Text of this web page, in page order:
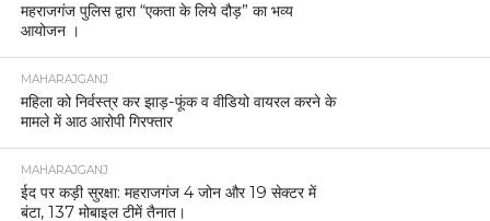
महराजगंज पुलिस द्वारा “एकता के लिये दौड़” का भव्य
आयोजन ।
MAHARAJGANJ
महिला को निर्वस्त्र कर झाड़-फूंक व वीडियो वायरल करने के
मामले में आठ आरोपी गिरफ्तार
MAHARAJGANJ
ईद पर कड़ी सुरक्षा: महराजगंज 4 जोन और 19 सेक्टर में
बंटा, 137 मोबाइल टीमें तैनात।